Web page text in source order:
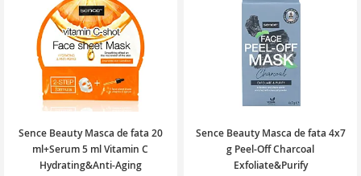
Sence Beauty Masca de fata 20
ml+Serum 5 ml Vitamin C
Hydrating&Anti-Aging
Sence Beauty Masca de fata 4x7
g Peel-Off Charcoal
Exfoliate&Purify